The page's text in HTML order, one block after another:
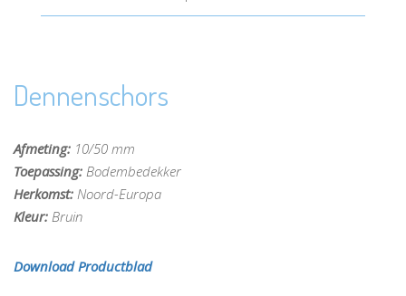
Dennenschors
Afmeting: 10/50 mm
Toepassing: Bodembedekker
Herkomst: Noord-Europa
Kleur: Bruin
Download Productblad